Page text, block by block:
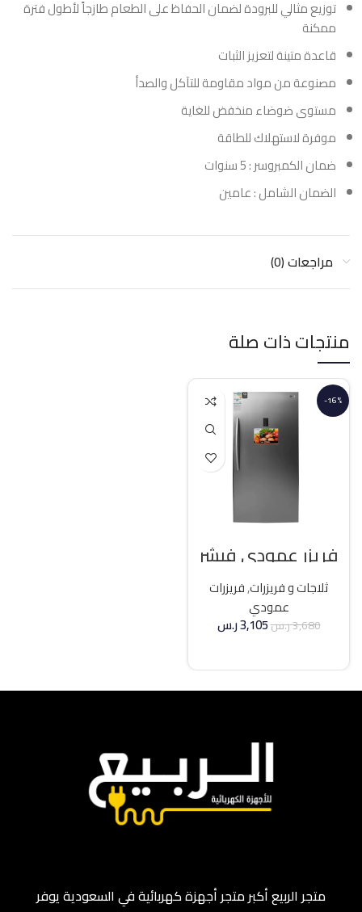
توزيع مثالي للبرودة لضمان الحفاظ على الطعام طازجاً لأطول فترة
ممكنة
قاعدة متينة لتعزيز الثبات
مصنوعة من مواد مقاومة للتآكل والصدأ
مستوى ضوضاء منخفض للغاية
موفرة لاستهلاك للطاقة
ضمان الكمبروسر : 5 سنوات
الضمان الشامل : عامين
مراجعات (0)
منتجات ذات صلة
-16%
فريزر عمودي فيشر
21 قدم انفرتر – فضي
ثلاجات و فريزرات,فريزرات
عمودي
3,680ر.س3,105ر.س
متجر الربيع أكبر متجر أجهزة كهربائية في السعودية يوفر